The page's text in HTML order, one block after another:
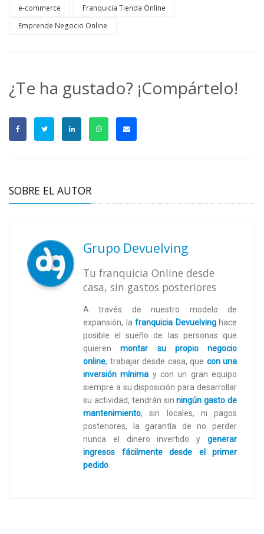
e-commerce
Franquicia Tienda Online
Emprende Negocio Online
¿Te ha gustado? ¡Compártelo!
SOBRE EL AUTOR
Grupo Devuelving
Tu franquicia Online desde
casa, sin gastos posteriores
A través de nuestro modelo de
expansión, la franquicia Devuelvinghace
posible el sueño de las personas que
quierenmontar su propio negocio
online, trabajar desde casa, que con una
inversión mínima y con un gran equipo
siempre a su disposición para desarrollar
su actividad, tendrán sinningún gasto de
mantenimiento, sin locales, ni pagos
posteriores, la garantía de no perder
nunca el dinero invertido y generar
ingresos fácilmente desde el primer
pedido